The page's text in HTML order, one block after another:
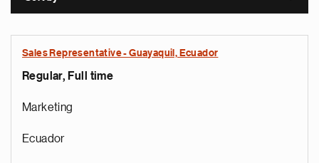
Sales Representative - Guayaquil, Ecuador
Regular, Full time
Marketing
Ecuador